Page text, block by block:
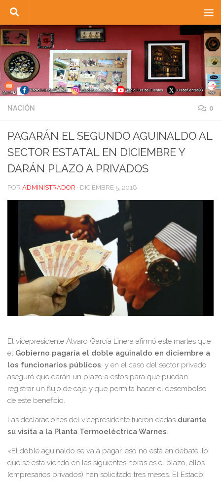
Saltar al contenido
NACIÓN 0
PAGARÁN EL SEGUNDO AGUINALDO AL
SECTOR ESTATAL EN DICIEMBRE Y
DARÁN PLAZO A PRIVADOS
POR ADMINISTRADOR · DICIEMBRE 5, 2018
El vicepresidente Álvaro García Linera afirmó este martes que
el Gobierno pagaría el doble aguinaldo en diciembre a
los funcionarios públicos, y en el caso del sector privado
aseguró que darán un plazo a estos para que puedan
registrar un flujo de caja y que permita hacer el desembolso
de este beneficio.
Las declaraciones del vicepresidente fueron dadas durante
su visita a la Planta Termoeléctrica Warnes.
«El doble aguinaldo se va a pagar, eso no está en debate, lo
que se está viendo en las siguientes horas es el plazo, ellos
(empresarios privados) han solicitado tres meses. El Estado